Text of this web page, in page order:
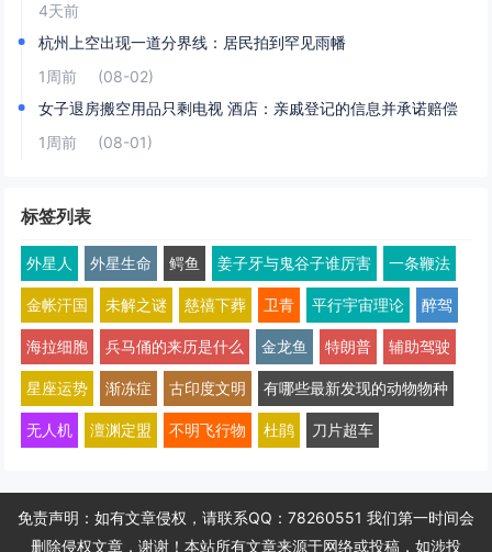
4天前
杭州上空出现一道分界线：居民拍到罕见雨幡
1周前
(08-02)
女子退房搬空用品只剩电视 酒店：亲戚登记的信息并承诺赔偿
1周前
(08-01)
标签列表
外星人 外星生命 鳄鱼 姜子牙与鬼谷子谁厉害 一条鞭法
金帐汗国 未解之谜 慈禧下葬 卫青 平行宇宙理论 醉驾
海拉细胞 兵马俑的来历是什么 金龙鱼 特朗普 辅助驾驶
星座运势 渐冻症 古印度文明 有哪些最新发现的动物物种
无人机 澶渊定盟 不明飞行物 杜鹃 刀片超车
免责声明：如有文章侵权，请联系QQ：78260551 我们第一时间会
删除侵权文章，谢谢！本站所有文章来源于网络或投稿，如涉投